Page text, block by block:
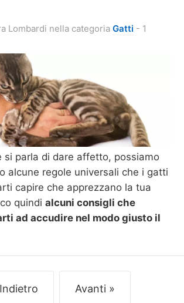
Lombardi nella categoria Gatti - 1
si parla di dare affetto, possiamo
alcune regole universali che i gatti
capire che apprezzano la tua
quindi alcuni consigli che
ad accudire nel modo giusto il
Indietro Avanti